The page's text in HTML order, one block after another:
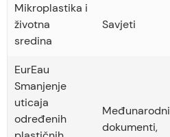
Mikroplastika i
životna
sredina
Savjeti
EurEau
Smanjenje
uticaja
određenih
Međunarodni
dokumenti,